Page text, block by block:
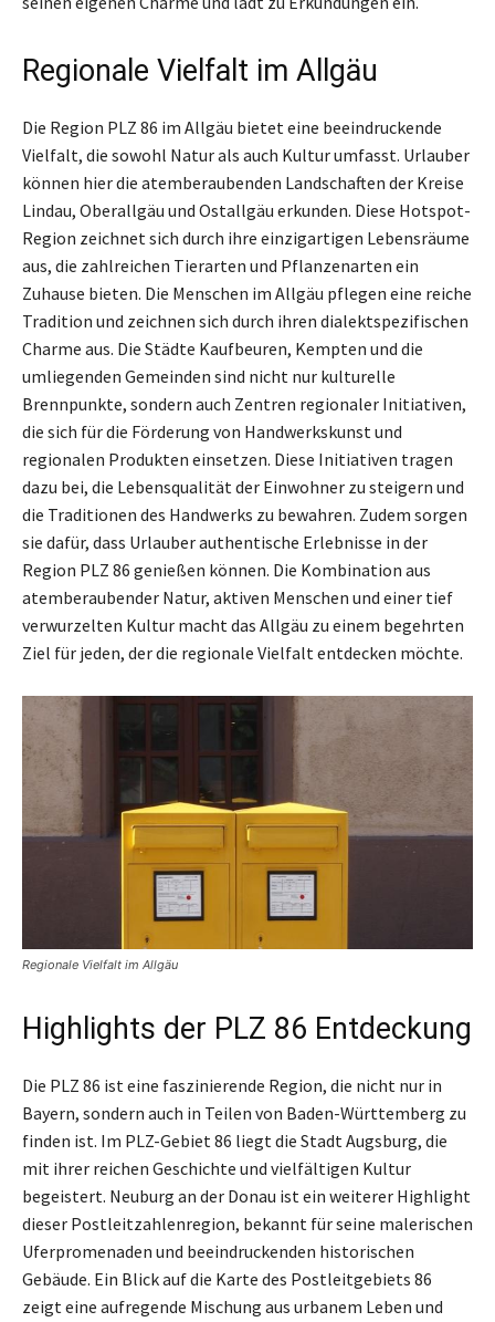
Regionale Vielfalt im Allgäu
Die Region PLZ 86 im Allgäu bietet eine beeindruckende
Vielfalt, die sowohl Natur als auch Kultur umfasst. Urlauber
können hier die atemberaubenden Landschaften der Kreise
Lindau, Oberallgäu und Ostallgäu erkunden. Diese Hotspot-
Region zeichnet sich durch ihre einzigartigen Lebensräume
aus, die zahlreichen Tierarten und Pflanzenarten ein
Zuhause bieten. Die Menschen im Allgäu pflegen eine reiche
Tradition und zeichnen sich durch ihren dialektspezifischen
Charme aus. Die Städte Kaufbeuren, Kempten und die
umliegenden Gemeinden sind nicht nur kulturelle
Brennpunkte, sondern auch Zentren regionaler Initiativen,
die sich für die Förderung von Handwerkskunst und
regionalen Produkten einsetzen. Diese Initiativen tragen
dazu bei, die Lebensqualität der Einwohner zu steigern und
die Traditionen des Handwerks zu bewahren. Zudem sorgen
sie dafür, dass Urlauber authentische Erlebnisse in der
Region PLZ 86 genießen können. Die Kombination aus
atemberaubender Natur, aktiven Menschen und einer tief
verwurzelten Kultur macht das Allgäu zu einem begehrten
Ziel für jeden, der die regionale Vielfalt entdecken möchte.
Regionale Vielfalt im Allgäu
Highlights der PLZ 86 Entdeckung
Die PLZ 86 ist eine faszinierende Region, die nicht nur in
Bayern, sondern auch in Teilen von Baden-Württemberg zu
finden ist. Im PLZ-Gebiet 86 liegt die Stadt Augsburg, die
mit ihrer reichen Geschichte und vielfältigen Kultur
begeistert. Neuburg an der Donau ist ein weiterer Highlight
dieser Postleitzahlenregion, bekannt für seine malerischen
Uferpromenaden und beeindruckenden historischen
Gebäude. Ein Blick auf die Karte des Postleitgebiets 86
zeigt eine aufregende Mischung aus urbanem Leben und